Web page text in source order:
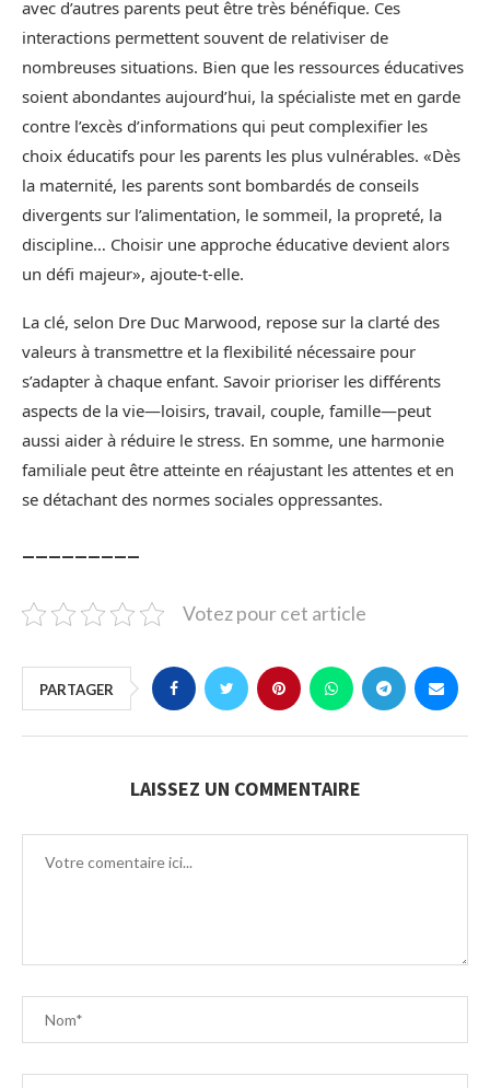
avec d’autres parents peut être très bénéfique. Ces
interactions permettent souvent de relativiser de
nombreuses situations. Bien que les ressources éducatives
soient abondantes aujourd’hui, la spécialiste met en garde
contre l’excès d’informations qui peut complexifier les
choix éducatifs pour les parents les plus vulnérables. «Dès
la maternité, les parents sont bombardés de conseils
divergents sur l’alimentation, le sommeil, la propreté, la
discipline… Choisir une approche éducative devient alors
un défi majeur», ajoute-t-elle.
La clé, selon Dre Duc Marwood, repose sur la clarté des
valeurs à transmettre et la flexibilité nécessaire pour
s’adapter à chaque enfant. Savoir prioriser les différents
aspects de la vie—loisirs, travail, couple, famille—peut
aussi aider à réduire le stress. En somme, une harmonie
familiale peut être atteinte en réajustant les attentes et en
se détachant des normes sociales oppressantes.
Votez pour cet article
PARTAGER
LAISSEZ UN COMMENTAIRE